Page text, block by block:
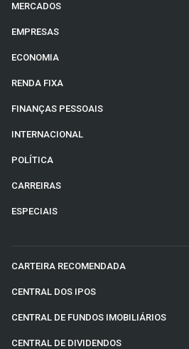
MERCADOS
EMPRESAS
ECONOMIA
RENDA FIXA
FINANÇAS PESSOAIS
INTERNACIONAL
POLÍTICA
CARREIRAS
ESPECIAIS
CARTEIRA RECOMENDADA
CENTRAL DOS IPOS
CENTRAL DE FUNDOS IMOBILIÁRIOS
CENTRAL DE DIVIDENDOS